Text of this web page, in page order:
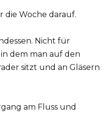
die Woche darauf.
Nicht für
dem man auf den
sitzt und an Gläsern
am Fluss und